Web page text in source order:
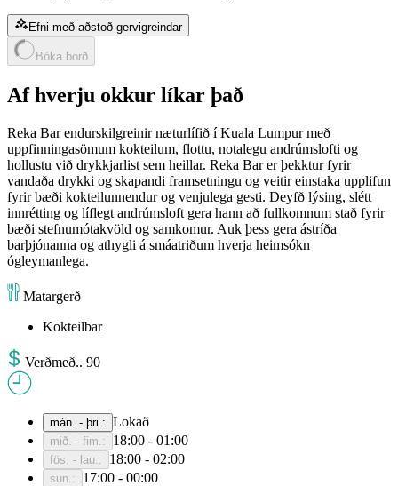
Efni með aðstoð gervigreindar
Bóka borð
Af hverju okkur líkar það
Reka Bar endurskilgreinir næturlífið í Kuala Lumpur með
uppfinningasömum kokteilum, flottu, notalegu andrúmslofti og
hollustu við drykkjarlist sem heillar. Reka Bar er þekktur fyrir
vandaða drykki og skapandi framsetningu og veitir einstaka upplifun
fyrir bæði kokteilunnendur og venjulega gesti. Deyfð lýsing, slétt
innrétting og líflegt andrúmsloft gera hann að fullkomnum stað fyrir
bæði stefnumótakvöld og samkomur. Auk þess gera ástríða
barþjónanna og athygli á smáatriðum hverja heimsókn
ógleymanlega.
Matargerð
Kokteilbar
Verðmeð.. 90
mán. - þri. : Lokað
mið. - fim. : 18:00 - 01:00
fös. - lau. : 18:00 - 02:00
sun. : 17:00 - 00:00